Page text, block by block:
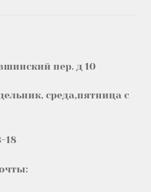
пер. д 10
среда,пятница с
18